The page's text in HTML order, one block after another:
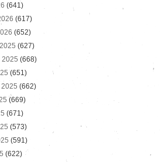
(641)
(617)
(652)
(627)
2025 (668)
(651)
(662)
(669)
(671)
(573)
(591)
(622)